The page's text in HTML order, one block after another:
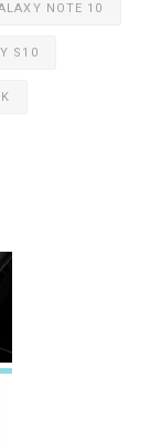
NOTE 10
S10